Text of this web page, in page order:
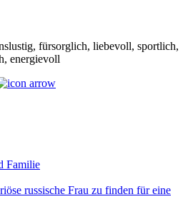
fürsorglich, liebevoll, sportlich,
energievoll
Familie
russische Frau zu finden für eine